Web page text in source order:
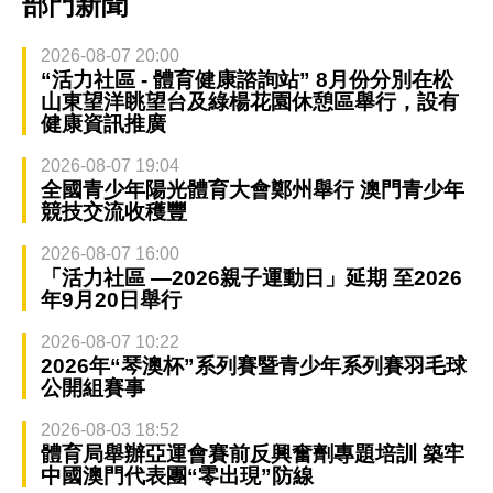
2026-08-07 20:00
“活力社區 - 體育健康諮詢站” 8月份分別在松
山東望洋眺望台及綠楊花園休憩區舉行，設有
健康資訊推廣
2026-08-07 19:04
全國青少年陽光體育大會鄭州舉行 澳門青少年
競技交流收穫豐
2026-08-07 16:00
「活力社區 —2026親子運動日」延期 至2026
年9月20日舉行
2026-08-07 10:22
2026年“琴澳杯”系列賽暨青少年系列賽羽毛球
公開組賽事
2026-08-03 18:52
體育局舉辦亞運會賽前反興奮劑專題培訓 築牢
中國澳門代表團“零出現”防線